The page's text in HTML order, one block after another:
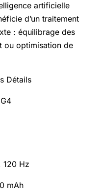
artificielle
d’un traitement
: équilibrage des
ou optimisation de
Détails
120 Hz
mAh